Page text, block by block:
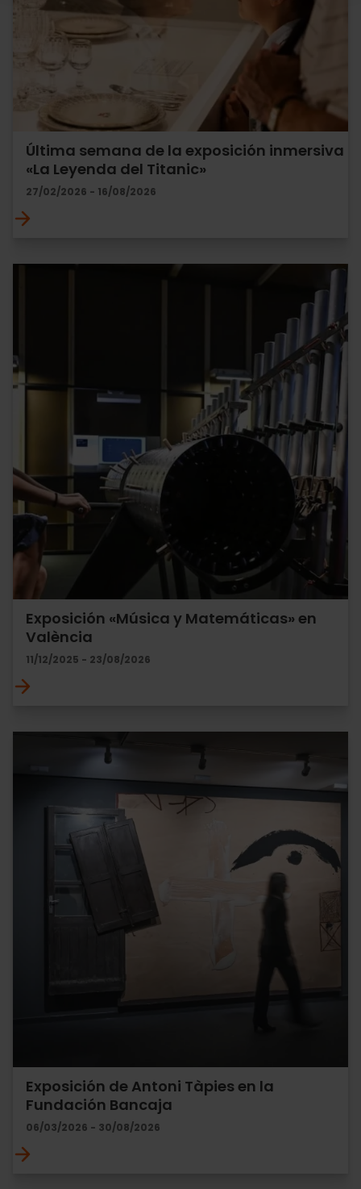
Última semana de la exposición inmersiva
«La Leyenda del Titanic»
27/02/2026 - 16/08/2026
Exposición «Música y Matemáticas» en
València
11/12/2025 - 23/08/2026
Exposición de Antoni Tàpies en la
Fundación Bancaja
06/03/2026 - 30/08/2026